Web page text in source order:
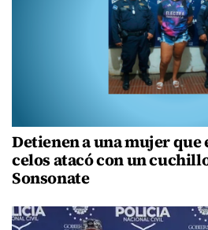
Detienen a una mujer que
celos atacó con un
Sonsonate